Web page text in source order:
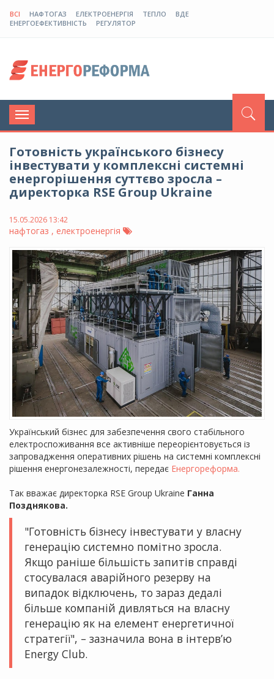
ВСІ НАФТОГАЗ ЕЛЕКТРОЕНЕРГІЯ ТЕПЛО
ВДЕ
ЕНЕРГОЕФЕКТИВНІСТЬ
РЕГУЛЯТОР
Toggle
navigation
Готовність українського бізнесу
інвестувати у комплексні системні
енергорішення суттєво зросла –
директорка RSE Group Ukraine
15.05.2026 13:42
нафтогаз , електроенергія
Український бізнес для забезпечення свого стабільного
електроспоживання все активніше переорієнтовується із
запровадження оперативних рішень на системні комплексні
рішення енергонезалежності, передає Енергореформа.
Так вважає директорка RSE Group Ukraine Ганна
Позднякова.
"Готовність бізнесу інвестувати у власну
генерацію системно помітно зросла.
Якщо раніше більшість запитів справді
стосувалася аварійного резерву на
випадок відключень, то зараз дедалі
більше компаній дивляться на власну
генерацію як на елемент енергетичної
стратегії", – зазначила вона в інтерв’ю
Energy Club.